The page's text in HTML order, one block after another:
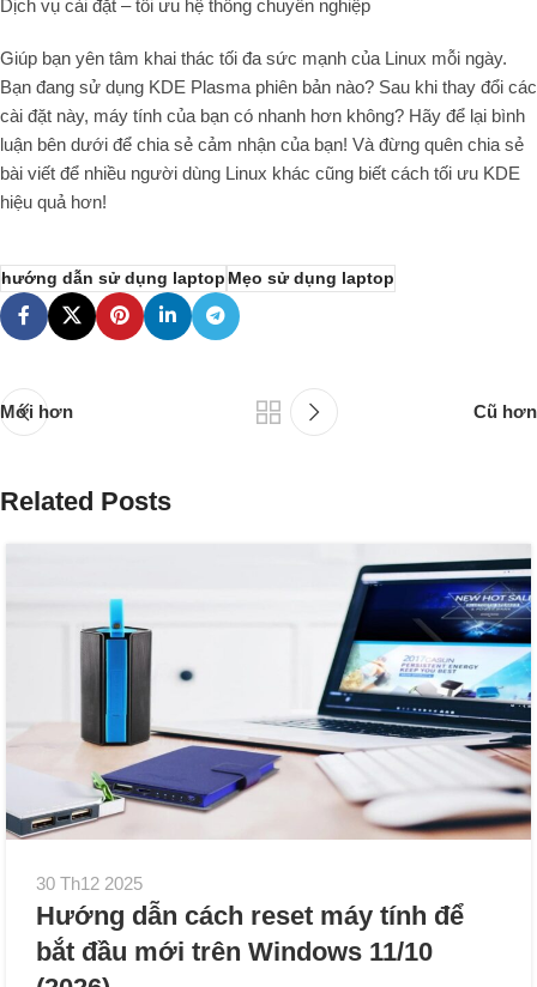
Dịch vụ cài đặt – tối ưu hệ thống chuyên nghiệp
Giúp bạn yên tâm khai thác tối đa sức mạnh của Linux mỗi ngày.
Bạn đang sử dụng KDE Plasma phiên bản nào? Sau khi thay đổi các
cài đặt này, máy tính của bạn có nhanh hơn không? Hãy để lại bình
luận bên dưới để chia sẻ cảm nhận của bạn! Và đừng quên chia sẻ
bài viết để nhiều người dùng Linux khác cũng biết cách tối ưu KDE
hiệu quả hơn!
hướng dẫn sử dụng laptop Mẹo sử dụng laptop
Mới hơn Cũ hơn
Related Posts
30 Th12 2025
Hướng dẫn cách reset máy tính để
bắt đầu mới trên Windows 11/10